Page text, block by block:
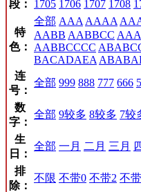
段：
1705 1706 1707 1708
特
色：
全部 AAA AAAA
AABB AABBCC
AABBCCCC
BACADAEA
连
号：
全部 999 888 777 666
数
字：
全部 9较多 8较多 7较
生
日：
全部 一月 二月 三月
排
除：
不限 不带0 不带2 不